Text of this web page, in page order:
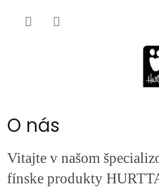
O nás
Vitajte v našom
fínske produkty